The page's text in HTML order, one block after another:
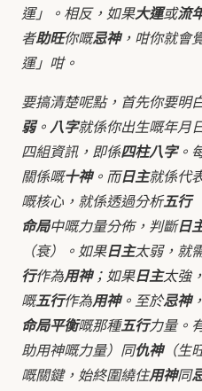
運」。相反，如果大運或流
者助旺你嘅忌神，咁你就會
運」咁。
要搞清楚呢點，首先你要明
弱。八字就係你出生嘅年月
四組資訊，即係四柱八字。
關係嘅十神。而日主就係代
嘅核心，就係透過分析五行
命局中嘅力量分佈，判斷日
（衰）。如果日主太弱，就
行作為用神；如果日主太強
嘅五行作為用神。至於忌神
命局平衡嘅那種五行力量。
助用神嘅力量）同仇神（生
嘅關鍵，始終圍繞住用神同